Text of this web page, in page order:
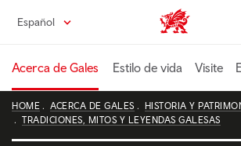
principal
Español Wales home
Acerca de Gales Estilo de vida Visite
HOME ACERCA DE GALES
HISTORIA Y
TRADICIONES, MITOS Y LEYENDAS GALESAS